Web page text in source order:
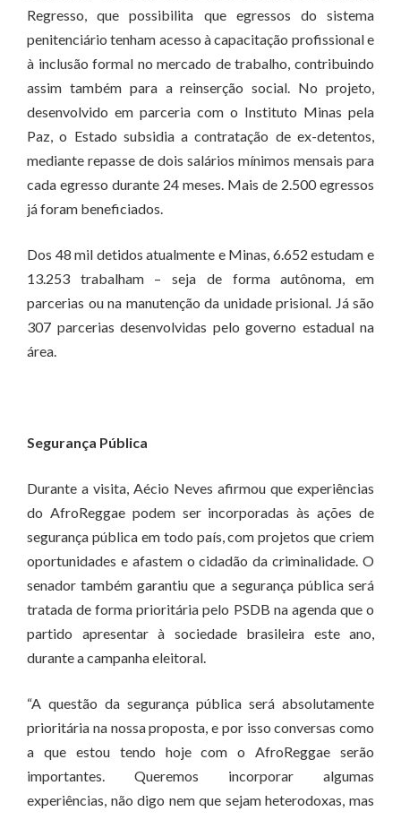
Regresso, que possibilita que egressos do sistema
penitenciário tenham acesso à capacitação profissional e
à inclusão formal no mercado de trabalho, contribuindo
assim também para a reinserção social. No projeto,
desenvolvido em parceria com o Instituto Minas pela
Paz, o Estado subsidia a contratação de ex-detentos,
mediante repasse de dois salários mínimos mensais para
cada egresso durante 24 meses. Mais de 2.500 egressos
já foram beneficiados.
Dos 48 mil detidos atualmente e Minas, 6.652 estudam e
13.253 trabalham – seja de forma autônoma, em
parcerias ou na manutenção da unidade prisional. Já são
307 parcerias desenvolvidas pelo governo estadual na
área.
Segurança Pública
Durante a visita, Aécio Neves afirmou que experiências
do AfroReggae podem ser incorporadas às ações de
segurança pública em todo país, com projetos que criem
oportunidades e afastem o cidadão da criminalidade. O
senador também garantiu que a segurança pública será
tratada de forma prioritária pelo PSDB na agenda que o
partido apresentar à sociedade brasileira este ano,
durante a campanha eleitoral.
“A questão da segurança pública será absolutamente
prioritária na nossa proposta, e por isso conversas como
a que estou tendo hoje com o AfroReggae serão
importantes. Queremos incorporar algumas
experiências, não digo nem que sejam heterodoxas, mas